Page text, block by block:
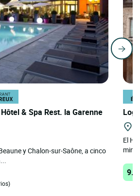
& Spa Rest. la Garenne
y Chalon-sur-Saône, a cinco
El